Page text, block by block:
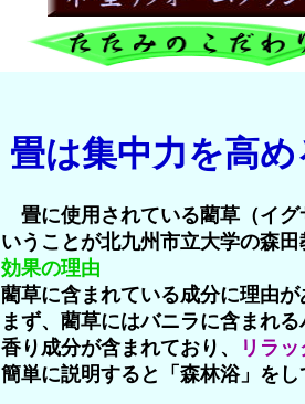
畳は集中力を高
畳に使用されている藺草（イ
いうことが北九州市立大学の森
効果の理由
藺草に含まれている成分に理由
まず、藺草にはバニラに含まれ
香り成分が含まれており、
リラ
簡単に説明すると「森林浴」を